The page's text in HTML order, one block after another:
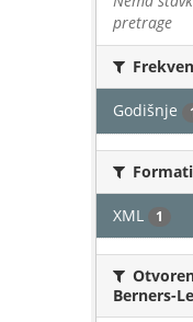
pretrage
Godišnje
Formati
XML 1
Berners-